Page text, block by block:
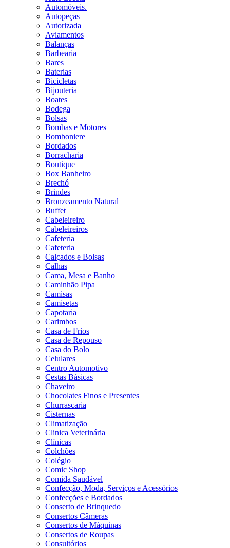
Automóveis.
Autopeças
Autorizada
Aviamentos
Balanças
Barbearia
Bares
Baterias
Bicicletas
Bijouteria
Boates
Bodega
Bolsas
Bombas e Motores
Bomboniere
Bordados
Borracharia
Boutique
Box Banheiro
Brechó
Brindes
Bronzeamento Natural
Buffet
Cabeleireiro
Cabeleireiros
Cafeteria
Cafeteria
Calçados e Bolsas
Calhas
Cama, Mesa e Banho
Caminhão Pipa
Camisas
Camisetas
Capotaria
Carimbos
Casa de Frios
Casa de Repouso
Casa do Bolo
Celulares
Centro Automotivo
Cestas Básicas
Chaveiro
Chocolates Finos e Presentes
Churrascaria
Cisternas
Climatização
Clinica Veterinária
Clínicas
Colchões
Colégio
Comic Shop
Comida Saudável
Confecção, Moda, Serviços e Acessórios
Confecções e Bordados
Conserto de Brinquedo
Consertos Câmeras
Consertos de Máquinas
Consertos de Roupas
Consultórios